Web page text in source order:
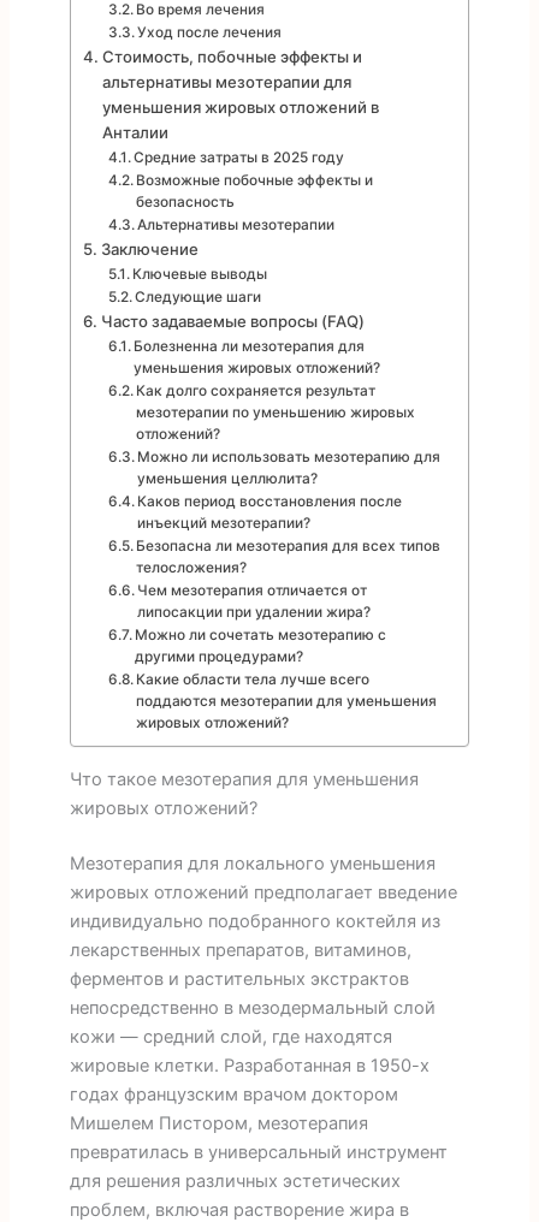
Во время лечения
Уход после лечения
Стоимость, побочные эффекты и
альтернативы мезотерапии для
уменьшения жировых отложений в
Анталии
Средние затраты в 2025 году
Возможные побочные эффекты и
безопасность
Альтернативы мезотерапии
Заключение
Ключевые выводы
Следующие шаги
Часто задаваемые вопросы (FAQ)
Болезненна ли мезотерапия для
уменьшения жировых отложений?
Как долго сохраняется результат
мезотерапии по уменьшению жировых
отложений?
Можно ли использовать мезотерапию для
уменьшения целлюлита?
Каков период восстановления после
инъекций мезотерапии?
Безопасна ли мезотерапия для всех типов
телосложения?
Чем мезотерапия отличается от
липосакции при удалении жира?
Можно ли сочетать мезотерапию с
другими процедурами?
Какие области тела лучше всего
поддаются мезотерапии для уменьшения
жировых отложений?
Что такое мезотерапия для уменьшения
жировых отложений?
Мезотерапия для локального уменьшения
жировых отложений предполагает введение
индивидуально подобранного коктейля из
лекарственных препаратов, витаминов,
ферментов и растительных экстрактов
непосредственно в мезодермальный слой
кожи — средний слой, где находятся
жировые клетки. Разработанная в 1950-х
годах французским врачом доктором
Мишелем Пистором, мезотерапия
превратилась в универсальный инструмент
для решения различных эстетических
проблем, включая растворение жира в